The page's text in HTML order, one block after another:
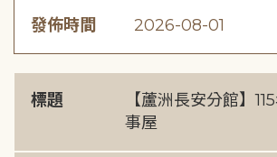
發佈時間 2026-08-01
標題
【蘆洲長安分館】
事屋